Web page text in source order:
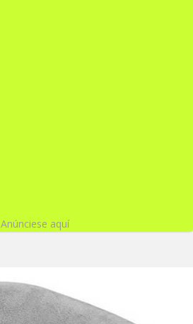
Anúnciese aquí